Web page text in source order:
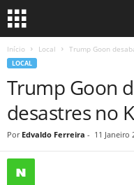
Início Local Trump Goon
LOCAL
Trump Goon
desastres no
Por Edvaldo Ferreira - 11 Janeiro